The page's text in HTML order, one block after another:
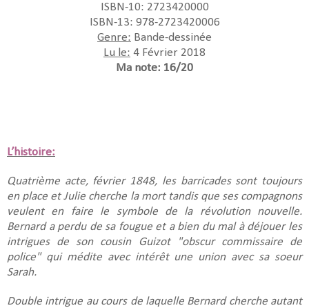
ISBN-10: 2723420000
ISBN-13: 978-2723420006
Genre: Bande-dessinée
Lu le: 4 Février 2018
Ma note: 16/20
L’histoire:
Quatrième acte, février 1848, les barricades sont toujours
en place et Julie cherche la mort tandis que ses compagnons
veulent en faire le symbole de la révolution nouvelle.
Bernard a perdu de sa fougue et a bien du mal à déjouer les
intrigues de son cousin Guizot "obscur commissaire de
police" qui médite avec intérêt une union avec sa soeur
Sarah.
Double intrigue au cours de laquelle Bernard cherche autant